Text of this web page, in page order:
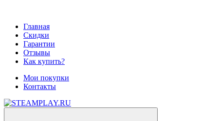
Главная
Скидки
Гарантии
Отзывы
Как купить?
Мои покупки
Контакты